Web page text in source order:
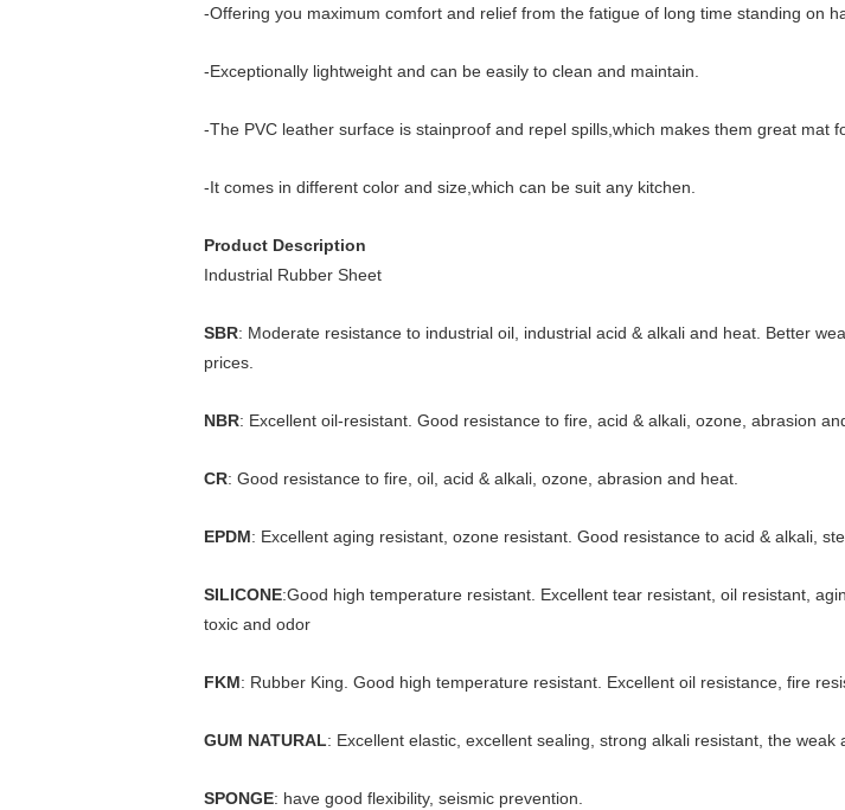
-Offering you maximum comfort and relief from the fatigue of long time standing on
-Exceptionally lightweight and can be easily to clean and maintain.
-The PVC leather surface is stainproof and repel spills,which makes them great mat
-It comes in different color and size,which can be suit any kitchen.
Product Description
Industrial Rubber Sheet
SBR: Moderate resistance to industrial oil, industrial acid & alkali and heat. Better
prices.
NBR: Excellent oil-resistant. Good resistance to fire, acid & alkali, ozone, abrasion
CR: Good resistance to fire, oil, acid & alkali, ozone, abrasion and heat.
EPDM: Excellent aging resistant, ozone resistant. Good resistance to acid & alkali,
SILICONE:Good high temperature resistant. Excellent tear resistant, oil resistant,
toxic and odor
FKM: Rubber King. Good high temperature resistant. Excellent oil resistance, fire
GUM NATURAL: Excellent elastic, excellent sealing, strong alkali resistant, the weak
SPONGE: have good flexibility, seismic prevention.